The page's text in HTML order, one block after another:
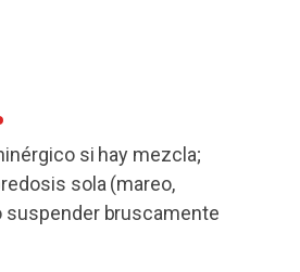
si hay mezcla;
sola (mareo,
suspender bruscamente